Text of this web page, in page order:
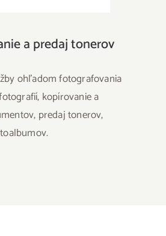
a predaj tonerov
ohľadom fotografovania
kopírovanie a
predaj tonerov,